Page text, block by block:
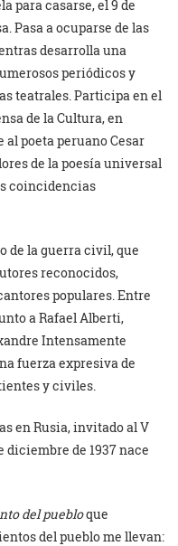
para casarse, el 9 de
Pasa a ocuparse de las
desarrolla una
periódicos y
teatrales. Participa en el
de la Cultura, en
poeta peruano Cesar
de la poesía universal
coincidencias
de la guerra civil, que
reconocidos,
populares. Entre
a Rafael Alberti,
Intensamente
fuerza expresiva de
y civiles.
en Rusia, invitado al V
diciembre de 1937 nace
del puebloque
del pueblo me llevan: